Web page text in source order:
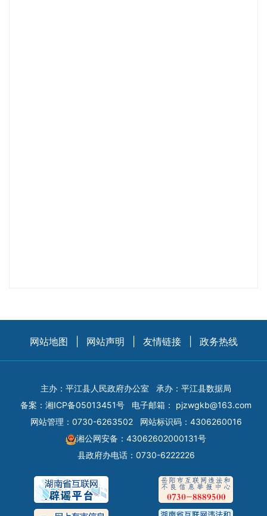
网站地图 网站声明 友情链接 政务热线
主办：平江县人民政府办公室
承办：平江县数据局
备案： 湘ICP备05013451号 电子邮箱： pjzwgkb@163.com
网站管理：0730-6263502
网站标识码：4306260016
湘公网安备：43062602000131号
县政府办电话：0730-6222226